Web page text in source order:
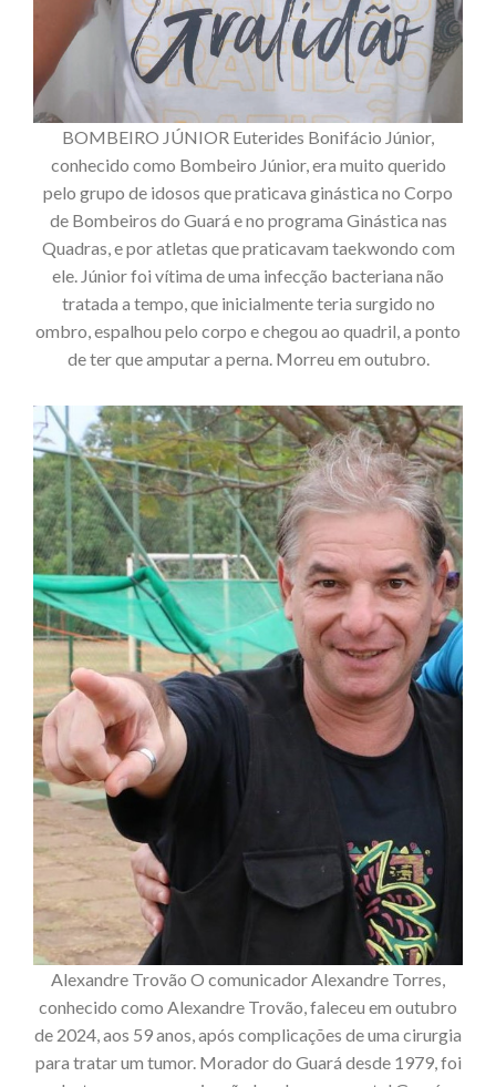
BOMBEIRO JÚNIOR Euterides Bonifácio Júnior,
conhecido como Bombeiro Júnior, era muito querido
pelo grupo de idosos que praticava ginástica no Corpo
de Bombeiros do Guará e no programa Ginástica nas
Quadras, e por atletas que praticavam taekwondo com
ele. Júnior foi vítima de uma infecção bacteriana não
tratada a tempo, que inicialmente teria surgido no
ombro, espalhou pelo corpo e chegou ao quadril, a ponto
de ter que amputar a perna. Morreu em outubro.
Alexandre Trovão O comunicador Alexandre Torres,
conhecido como Alexandre Trovão, faleceu em outubro
de 2024, aos 59 anos, após complicações de uma cirurgia
para tratar um tumor. Morador do Guará desde 1979, foi